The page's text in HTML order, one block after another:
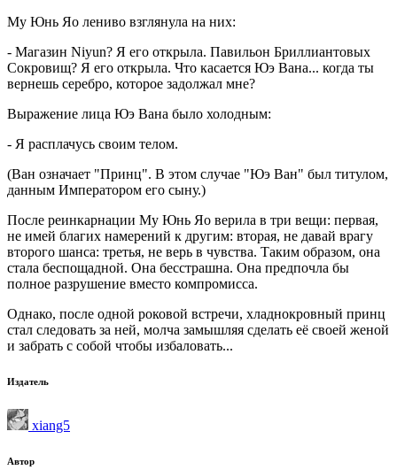
Му Юнь Яо лениво взглянула на них:
- Магазин Niyun? Я его открыла. Павильон Бриллиантовых
Сокровищ? Я его открыла. Что касается Юэ Вана... когда ты
вернешь серебро, которое задолжал мне?
Выражение лица Юэ Вана было холодным:
- Я расплачусь своим телом.
(Ван означает "Принц". В этом случае "Юэ Ван" был титулом,
данным Императором его сыну.)
После реинкарнации Му Юнь Яо верила в три вещи: первая,
не имей благих намерений к другим: вторая, не давай врагу
второго шанса: третья, не верь в чувства. Таким образом, она
стала беспощадной. Она бесстрашна. Она предпочла бы
полное разрушение вместо компромисса.
Однако, после одной роковой встречи, хладнокровный принц
стал следовать за ней, молча замышляя сделать её своей женой
и забрать с собой чтобы избаловать...
Издатель
xiang5
Автор